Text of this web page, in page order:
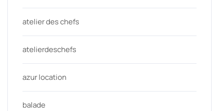
atelier des chefs
atelierdeschefs
azur location
balade